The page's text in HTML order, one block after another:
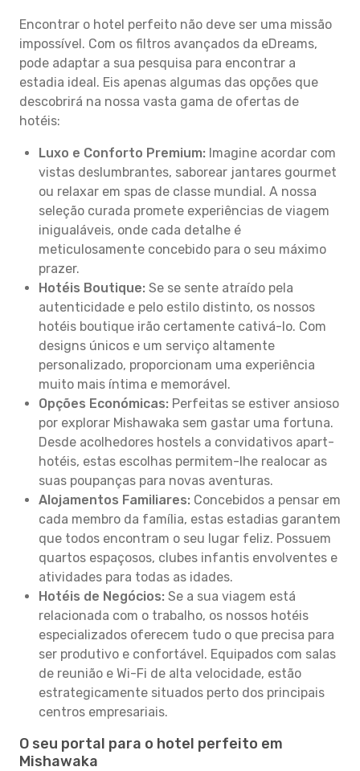
Encontrar o hotel perfeito não deve ser uma missão
impossível. Com os filtros avançados da eDreams,
pode adaptar a sua pesquisa para encontrar a
estadia ideal. Eis apenas algumas das opções que
descobrirá na nossa vasta gama de ofertas de
hotéis:
Luxo e Conforto Premium: Imagine acordar com
vistas deslumbrantes, saborear jantares gourmet
ou relaxar em spas de classe mundial. A nossa
seleção curada promete experiências de viagem
inigualáveis, onde cada detalhe é
meticulosamente concebido para o seu máximo
prazer.
Hotéis Boutique: Se se sente atraído pela
autenticidade e pelo estilo distinto, os nossos
hotéis boutique irão certamente cativá-lo. Com
designs únicos e um serviço altamente
personalizado, proporcionam uma experiência
muito mais íntima e memorável.
Opções Económicas: Perfeitas se estiver ansioso
por explorar Mishawaka sem gastar uma fortuna.
Desde acolhedores hostels a convidativos apart-
hotéis, estas escolhas permitem-lhe realocar as
suas poupanças para novas aventuras.
Alojamentos Familiares: Concebidos a pensar em
cada membro da família, estas estadias garantem
que todos encontram o seu lugar feliz. Possuem
quartos espaçosos, clubes infantis envolventes e
atividades para todas as idades.
Hotéis de Negócios: Se a sua viagem está
relacionada com o trabalho, os nossos hotéis
especializados oferecem tudo o que precisa para
ser produtivo e confortável. Equipados com salas
de reunião e Wi-Fi de alta velocidade, estão
estrategicamente situados perto dos principais
centros empresariais.
O seu portal para o hotel perfeito em
Mishawaka